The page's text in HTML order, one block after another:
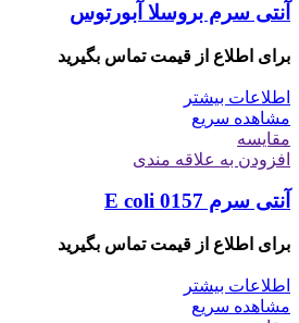
آنتی سرم بروسلا آبورتوس
برای اطلاع از قیمت تماس بگیرید
اطلاعات بیشتر
مشاهده سریع
مقایسه
افزودن به علاقه مندی
آنتی سرم E coli 0157
برای اطلاع از قیمت تماس بگیرید
اطلاعات بیشتر
مشاهده سریع